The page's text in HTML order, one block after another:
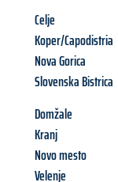
Celje
Koper/Capodistria
Nova Gorica
Slovenska Bistrica
Domžale
Kranj
Novo mesto
Velenje